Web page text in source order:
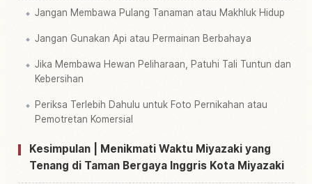
Jangan Membawa Pulang Tanaman atau Makhluk Hidup
Jangan Gunakan Api atau Permainan Berbahaya
Jika Membawa Hewan Peliharaan, Patuhi Tali Tuntun dan
Kebersihan
Periksa Terlebih Dahulu untuk Foto Pernikahan atau
Pemotretan Komersial
Kesimpulan | Menikmati Waktu Miyazaki yang
Tenang di Taman Bergaya Inggris Kota Miyazaki